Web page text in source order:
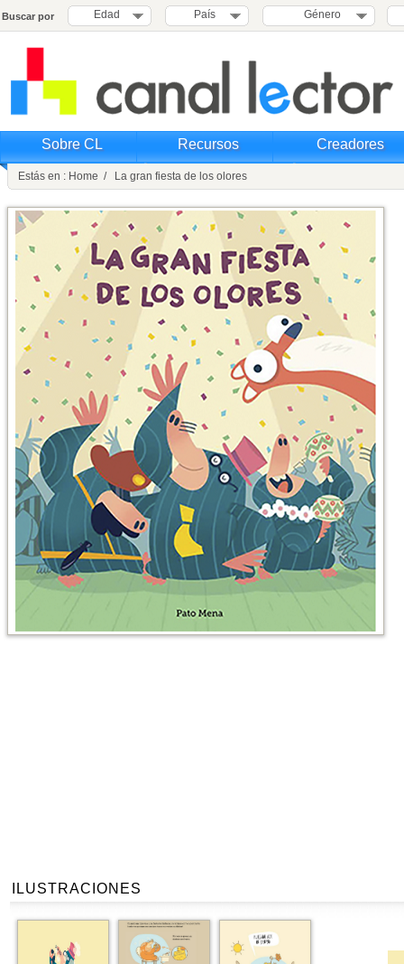
Buscar por Edad País Género
Sobre CL Recursos Creadores
Estás en : Home / La gran fiesta de los olores
ILUSTRACIONES